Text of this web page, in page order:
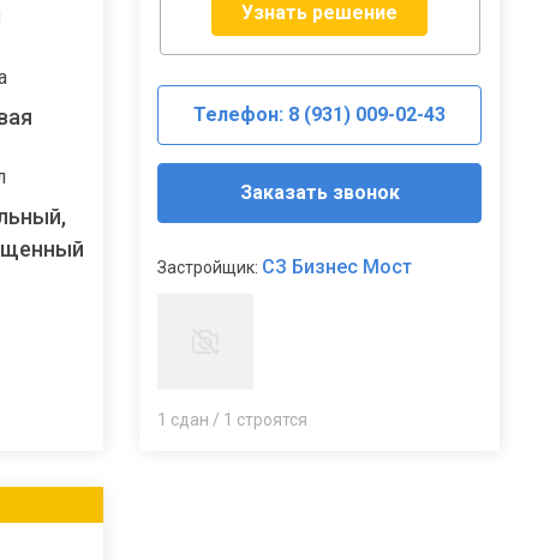
Узнать решение
Телефон: 8 (931) 009-02-43
Заказать звонок
Застройщик: СЗ Бизнес Мост
1 сдан / 1 строятся